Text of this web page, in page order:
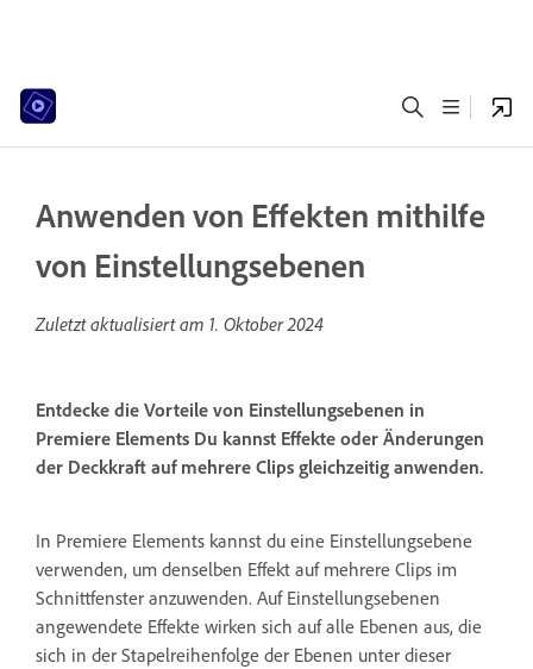
Anwenden von Effekten mithilfe
von Einstellungsebenen
Zuletzt aktualisiert am 1. Oktober 2024
Entdecke die Vorteile von Einstellungsebenen in
Premiere Elements Du kannst Effekte oder Änderungen
der Deckkraft auf mehrere Clips gleichzeitig anwenden.
In Premiere Elements kannst du eine Einstellungsebene
verwenden, um denselben Effekt auf mehrere Clips im
Schnittfenster anzuwenden. Auf Einstellungsebenen
angewendete Effekte wirken sich auf alle Ebenen aus, die
sich in der Stapelreihenfolge der Ebenen unter dieser